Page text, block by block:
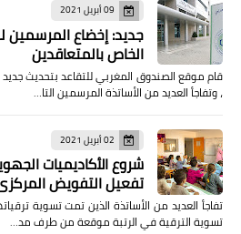
09 أبريل 2021
جديد: إخضاع
الخاص بالمتعاقدين
، وتفاجأ العديد من الأساتذة المرسمين التا…
02 أبريل 2021
شروع الأكاديميات
تفعيل التفويض
تفاجأ العديد من الأساتذة الذين تمت تسوية
تسوية الترقية في الرتبة موقعة من طرف مد…